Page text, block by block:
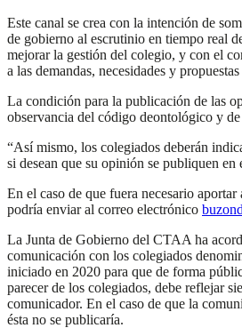
Este canal se crea con la intención de
de gobierno al escrutinio en tiempo real
mejorar la gestión del colegio, y con el
a las demandas, necesidades y
La condición para la publicación de las
observancia del código deontológico y
“Así mismo, los colegiados deberán
si desean que su opinión se publiquen en
En el caso de que fuera necesario
podría enviar al correo electrónico
La Junta de Gobierno del CTAA ha
comunicación con los colegiados
iniciado en 2020 para que de forma
parecer de los colegiados, debe reflejar
comunicador. En el caso de que la
ésta no se publicaría.